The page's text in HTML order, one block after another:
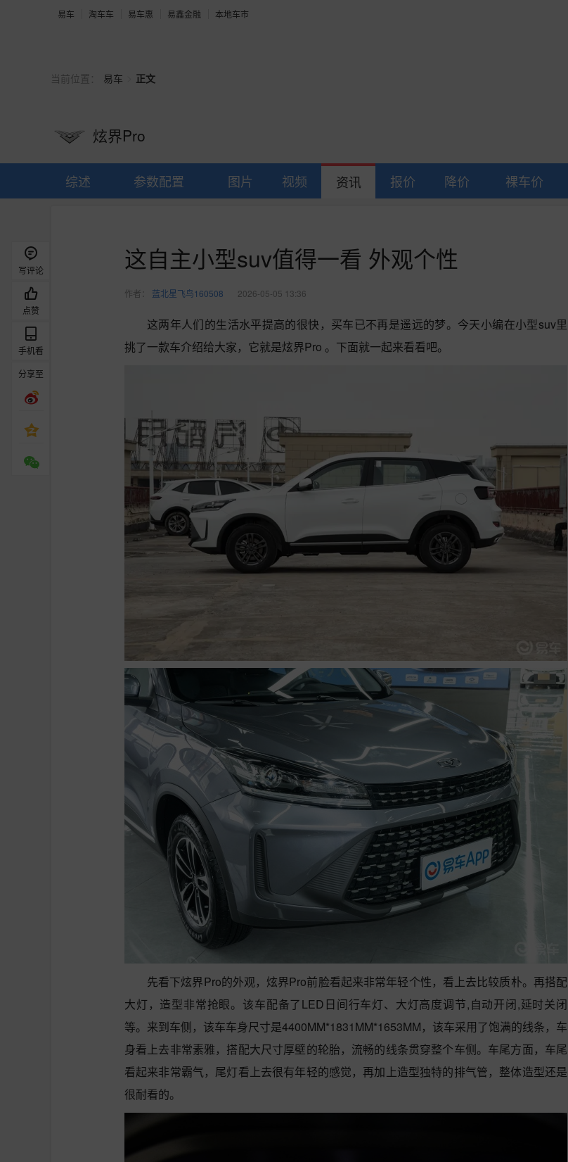
易车 淘车车 易车惠 易鑫金融 本地车市
当前位置： 易车 正文
炫界Pro
综述 参数配置 图片 视频 资讯 报价 降价 裸车价
写评论
点赞
手机看
分享至
这自主小型suv值得一看 外观个性
作者： 蓝北星飞鸟160508 2026-05-05 13:36
这两年人们的生活水平提高的很快，买车已不再是遥远的梦。今天小编在小型suv里
挑了一款车介绍给大家，它就是炫界Pro 。下面就一起来看看吧。
先看下炫界Pro的外观，炫界Pro前脸看起来非常年轻个性，看上去比较质朴。再搭配
大灯，造型非常抢眼。该车配备了LED日间行车灯、大灯高度调节,自动开闭,延时关闭
等。来到车侧，该车车身尺寸是4400MM*1831MM*1653MM，该车采用了饱满的线条，车
身看上去非常素雅，搭配大尺寸厚壁的轮胎，流畅的线条贯穿整个车侧。车尾方面，车尾
看起来非常霸气，尾灯看上去很有年轻的感觉，再加上造型独特的排气管，整体造型还是
很耐看的。